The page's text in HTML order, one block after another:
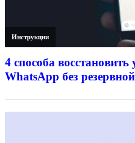
Инструкции
4 способа
WhatsApp без